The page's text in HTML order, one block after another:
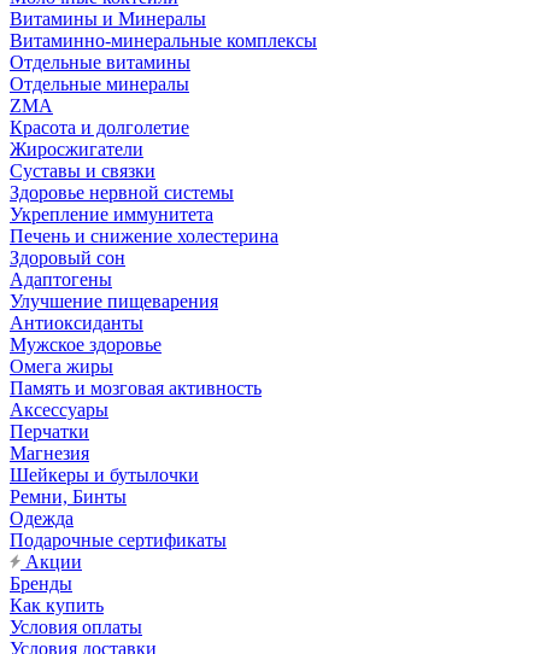
Витамины и Минералы
Витаминно-минеральные комплексы
Отдельные витамины
Отдельные минералы
ZMA
Красота и долголетие
Жиросжигатели
Суставы и связки
Здоровье нервной системы
Укрепление иммунитета
Печень и снижение холестерина
Здоровый сон
Адаптогены
Улучшение пищеварения
Антиоксиданты
Мужское здоровье
Омега жиры
Память и мозговая активность
Аксессуары
Перчатки
Магнезия
Шейкеры и бутылочки
Ремни, Бинты
Одежда
Подарочные сертификаты
Акции
Бренды
Как купить
Условия оплаты
Условия доставки